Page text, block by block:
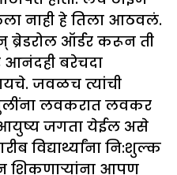
नाही हे तिला आठवलं.
ऑर्डर करून ती
बरेचदा
जवळच त्यांची
लवकरात लवकर
आयुष्य जगता येईल असे
विद्यार्थ्यांना नि:शुल्क
शिकणाऱ्यांना आपण